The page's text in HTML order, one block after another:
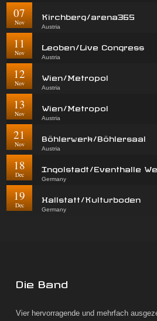
07
Nov
Kirchberg/arena365
Austria
11
Nov
Leoben/Live Congress
Austria
12
Nov
Wien/Metropol
Austria
13
Nov
Wien/Metropol
Austria
21
Nov
Böhlerwerk/Böhlersaal
Austria
18
Dec
Ingolstadt/Eventhalle
Germany
19
Dec
Hallstatt/Kulturboden
Germany
Die Band
Vier hervorragende und mehrfach